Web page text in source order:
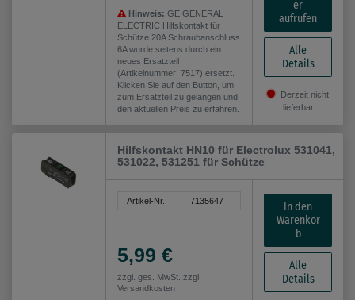
Hinweis: GE GENERAL
ELECTRIC Hilfskontakt für
Schütze 20A Schraubanschluss
6A wurde seitens durch ein
neues Ersatzteil
(Artikelnummer: 7517) ersetzt.
Klicken Sie auf den Button, um
zum Ersatzteil zu gelangen und
den aktuellen Preis zu erfahren.
er
aufrufen
Alle
Details
Derzeit nicht
lieferbar
Hilfskontakt HN10 für Electrolux 531041,
531022, 531251 für Schütze
Artikel-Nr. 7135647
5,99 €
zzgl. ges. MwSt. zzgl.
Versandkosten
In den
Warenkor
b
Alle
Details